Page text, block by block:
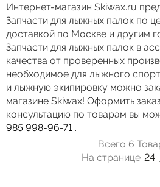
Интернет-магазин Skiwax.ru
Запчасти для лыжных палок по
доставкой по Москве и другим
Запчасти для лыжных палок в
качества от проверенных
необходимое для лыжного
и лыжную экипировку можно
магазине Skiwax! Оформить
консультацию по товарам вы
985 998-96-71 .
Всего 6
На странице 24